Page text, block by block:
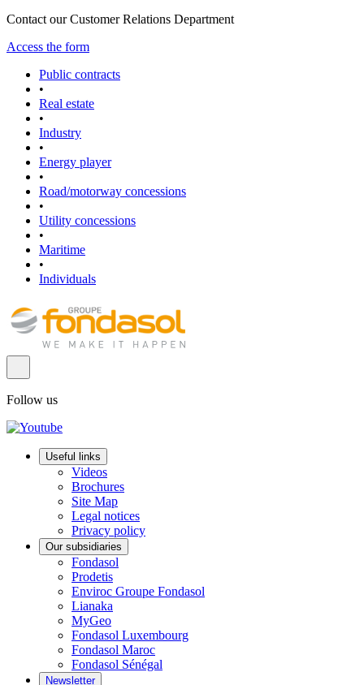
Contact our Customer Relations Department
Access the form
Public contracts
•
Real estate
•
Industry
•
Energy player
•
Road/motorway concessions
•
Utility concessions
•
Maritime
•
Individuals
Follow us
Useful links
Videos
Brochures
Site Map
Legal notices
Privacy policy
Our subsidiaries
Fondasol
Prodetis
Enviroc Groupe Fondasol
Lianaka
MyGeo
Fondasol Luxembourg
Fondasol Maroc
Fondasol Sénégal
Newsletter